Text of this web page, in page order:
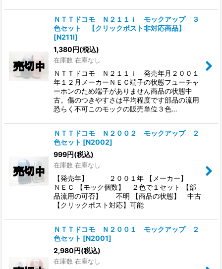
ＮＴＴドコモ Ｎ２１１ｉ モックアップ ３
色セット 【クリックポスト非対応商品】
[N211I]
1,380円(税込)
在庫数 在庫なし
ＮＴＴドコモ Ｎ２１１ｉ 発売年月２００１
年１２月メーカーＮＥＣ端子の状態フューチャ
ーホンのため端子がありません商品の状態中
古。傷のつきやすさは平均程度です部品の流用
恐らく不可このモックの販売単位３色…
ＮＴＴドコモ Ｎ２００２ モックアップ ２
色セット [N2002]
999円(税込)
在庫数 在庫なし
【発売年】 ２００１年 【メーカー】
ＮＥＣ 【モック個数】 ２色で１セット 【部
品流用の可否】 不明 【商品の状態】 中古
【クリックポスト対応】可能
ＮＴＴドコモ Ｎ２００１ モックアップ ２
色セット [N2001]
2,980円(税込)
在庫数 在庫なし